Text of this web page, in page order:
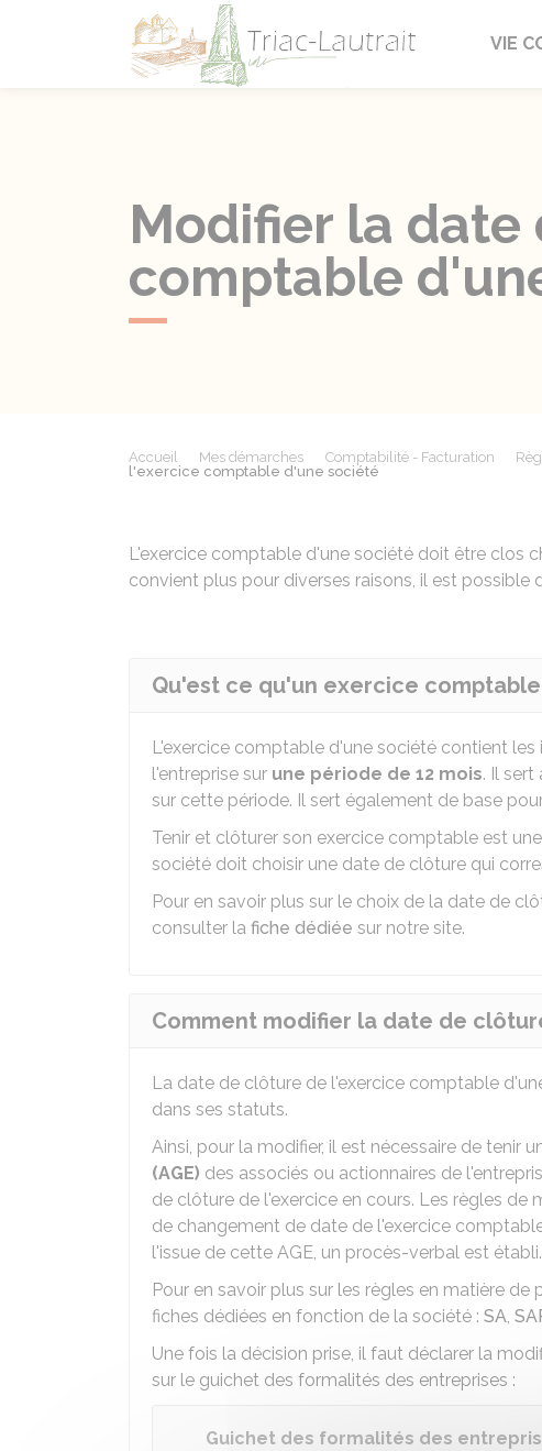
Triac-VIE
Modifier la
comptable
Accueil Mes démarches Comptabilité - Facturation
l'exercice comptable d'une société
L'exercice comptable d'une société doit être clos
convient plus pour diverses raisons, il est possible
Qu'est ce qu'un exercice comptable
L'exercice comptable d'une société contient
l'entreprise sur une période de 12 mois. Il sert
sur cette période. Il sert également de base
Tenir et clôturer son exercice comptable est
société doit choisir une date de clôture qui
Pour en savoir plus sur le choix de la date de
consulter la fiche dédiée sur notre site.
Comment modifier la date de
La date de clôture de l'exercice comptable
dans ses statuts.
Ainsi, pour la modifier, il est nécessaire de tenir
(AGE) des associés ou actionnaires de
de clôture de l'exercice en cours. Les règles
de changement de date de l'exercice
l'issue de cette AGE, un procès-verbal est établi.
Pour en savoir plus sur les règles en matière
fiches dédiées en fonction de la société : SA,
Une fois la décision prise, il faut déclarer la
sur le guichet des formalités des entreprises :
Guichet des formalités des